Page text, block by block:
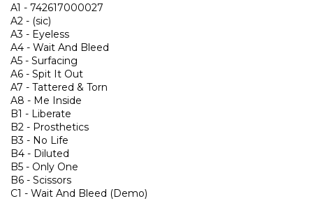
A1 - 742617000027
A2 - (sic)
A3 - Eyeless
A4 - Wait And Bleed
A5 - Surfacing
A6 - Spit It Out
A7 - Tattered & Torn
A8 - Me Inside
B1 - Liberate
B2 - Prosthetics
B3 - No Life
B4 - Diluted
B5 - Only One
B6 - Scissors
C1 - Wait And Bleed (Demo)